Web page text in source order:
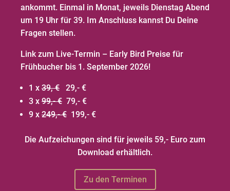
ankommt. Einmal in Monat, jeweils Dienstag Abend
um 19 Uhr für 39. Im Anschluss kannst Du Deine
Fragen stellen.
Link zum Live-Termin – Early Bird Preise für
Frühbucher bis 1. September 2026!
1 x 39, € 29,- €
3 x 99,- € 79,- €
9 x 249,- € 199,- €
Die Aufzeichungen sind für jeweils 59,- Euro zum
Download erhältlich.
Zu den Terminen